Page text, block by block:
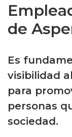
de
Es
visibilidad
para
personas
sociedad.